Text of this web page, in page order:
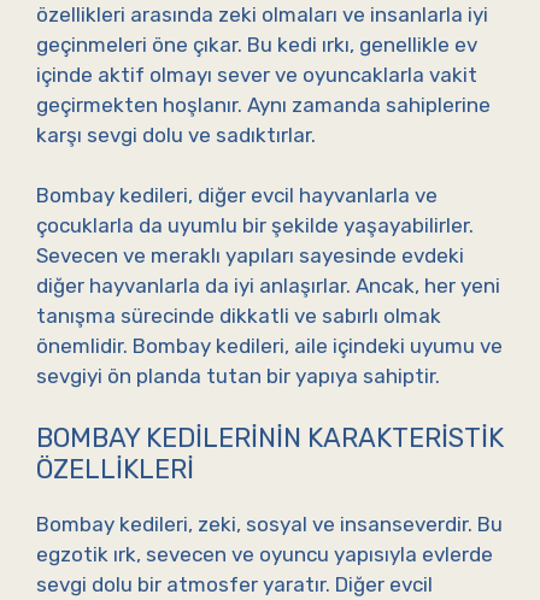
özellikleri arasında zeki olmaları ve insanlarla iyi
geçinmeleri öne çıkar. Bu kedi ırkı, genellikle ev
içinde aktif olmayı sever ve oyuncaklarla vakit
geçirmekten hoşlanır. Aynı zamanda sahiplerine
karşı sevgi dolu ve sadıktırlar.
Bombay kedileri, diğer evcil hayvanlarla ve
çocuklarla da uyumlu bir şekilde yaşayabilirler.
Sevecen ve meraklı yapıları sayesinde evdeki
diğer hayvanlarla da iyi anlaşırlar. Ancak, her yeni
tanışma sürecinde dikkatli ve sabırlı olmak
önemlidir. Bombay kedileri, aile içindeki uyumu ve
sevgiyi ön planda tutan bir yapıya sahiptir.
BOMBAY KEDILERININ KARAKTERISTIK
ÖZELLIKLERI
Bombay kedileri, zeki, sosyal ve insanseverdir. Bu
egzotik ırk, sevecen ve oyuncu yapısıyla evlerde
sevgi dolu bir atmosfer yaratır. Diğer evcil